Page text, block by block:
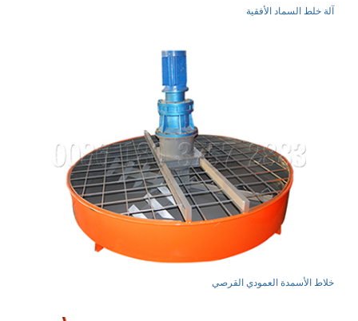
آلة خلط السماد الأفقية
خلاط الأسمدة العمودي القرصي